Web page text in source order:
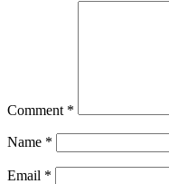
Comment *
Name *
Email *